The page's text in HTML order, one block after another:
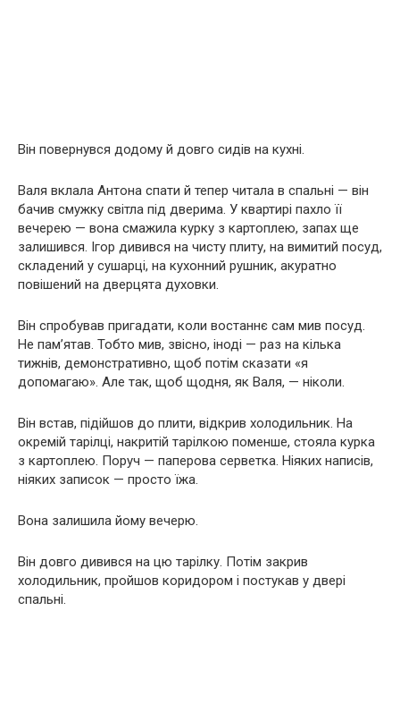
Він повернувся додому й довго сидів на кухні.
Валя вклала Антона спати й тепер читала в спальні — він
бачив смужку світла під дверима. У квартирі пахло її
вечерею — вона смажила курку з картоплею, запах ще
залишився. Ігор дивився на чисту плиту, на вимитий посуд,
складений у сушарці, на кухонний рушник, акуратно
повішений на дверцята духовки.
Він спробував пригадати, коли востаннє сам мив посуд.
Не пам’ятав. Тобто мив, звісно, іноді — раз на кілька
тижнів, демонстративно, щоб потім сказати «я
допомагаю». Але так, щоб щодня, як Валя, — ніколи.
Він встав, підійшов до плити, відкрив холодильник. На
окремій тарілці, накритій тарілкою поменше, стояла курка
з картоплею. Поруч — паперова серветка. Ніяких написів,
ніяких записок — просто їжа.
Вона залишила йому вечерю.
Він довго дивився на цю тарілку. Потім закрив
холодильник, пройшов коридором і постукав у двері
спальні.